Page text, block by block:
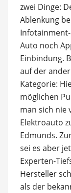
zwei Dinge:
Ablenkung
Auto noch
Einbindung.
auf der
Kategorie:
möglichen
man sich nie
Elektroauto
Edmunds.
sei es aber
Experten-
Hersteller
als der